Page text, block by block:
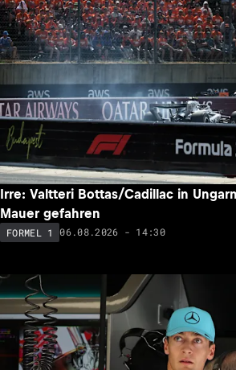
Irre: Valtteri Bottas/Cadillac in
Mauer gefahren
FORMEL 1 06.08.2026 - 14:30